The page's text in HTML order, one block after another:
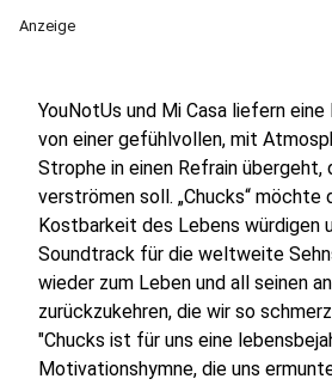
Anzeige
YouNotUs und Mi Casa liefern
von einer gefühlvollen, mit
Strophe in einen Refrain
verströmen soll. „Chucks“ möchte
Kostbarkeit des Lebens würdigen
Soundtrack für die weltweite
wieder zum Leben und all seinen
zurückzukehren, die wir so
"Chucks ist für uns eine
Motivationshymne, die uns